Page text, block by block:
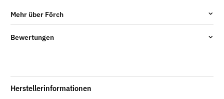
Mehr über Förch
Bewertungen
Herstellerinformationen